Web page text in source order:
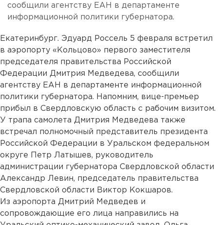
сообщили агентству ЕАН в департаменте
информационной политики губернатора.
Екатеринбург. Эдуард Россель 5 февраля встретил
в аэропорту «Кольцово» первого заместителя
председателя правительства Российской
Федерации Дмитрия Медведева, сообщили
агентству ЕАН в департаменте информационной
политики губернатора. Напомним, вице-премьер
прибыл в Свердловскую область с рабочим визитом.
У трапа самолета Дмитрия Медведева также
встречал полномочный представитель президента
Российской Федерации в Уральском федеральном
округе Петр Латышев, руководитель
администрации губернатора Свердловской области
Александр Левин, председатель правительства
Свердловской области Виктор Кокшаров.
Из аэропорта Дмитрий Медведев и
сопровождающие его лица направились на